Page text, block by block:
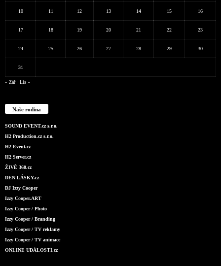
10 11 12 13 14 15 16
17 18 19 20 21 22 23
24 25 26 27 28 29 30
31
« Zář Lis »
Naše rodina
SOUND EVENT.cz s.r.o.
H2 Production.cz s.r.o.
H2 Event.cz
H2 Server.cz
ŽIVĚ 360.cz
DEN LÁSKY.cz
DJ Izzy Cooper
Izzy Cooper.ART
Izzy Cooper / Photo
Izzy Cooper / Branding
Izzy Cooper / TV reklamy
Izzy Cooper / TV animace
ONLINE UDÁLOSTI.cz